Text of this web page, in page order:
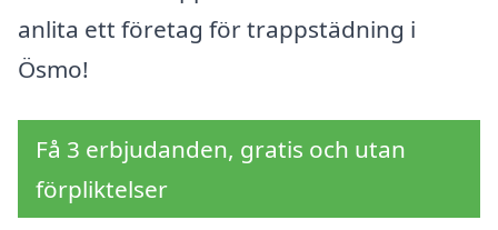
anlita ett företag för trappstädning i
Ösmo!
Få 3 erbjudanden, gratis och utan
förpliktelser